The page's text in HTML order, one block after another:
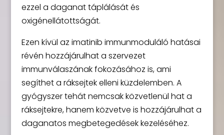
ezzel a daganat táplálását és
oxigénellátottságát.
Ezen kívül az imatinib immunmoduláló hatásai
révén hozzájárulhat a szervezet
immunválaszának fokozásához is, ami
segíthet a ráksejtek elleni küzdelemben. A
gyógyszer tehát nemcsak közvetlenül hat a
ráksejtekre, hanem közvetve is hozzájárulhat a
daganatos megbetegedések kezeléséhez.